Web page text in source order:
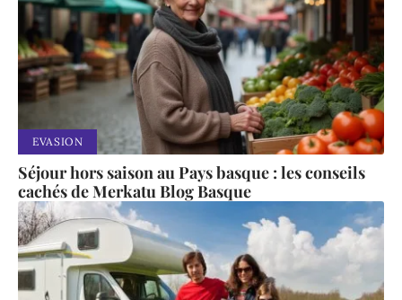
EVASION
Séjour hors saison au Pays basque : les conseils
cachés de Merkatu Blog Basque